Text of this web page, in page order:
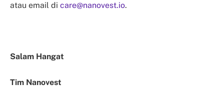
atau email di care@nanovest.io.
Salam Hangat
Tim Nanovest